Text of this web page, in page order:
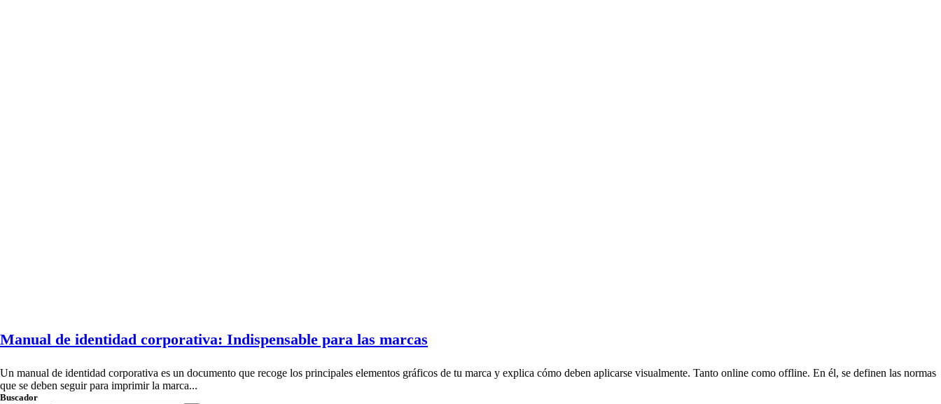
Manual de identidad corporativa: Indispensable para las marcas
Un manual de identidad corporativa es un documento que recoge los principales elementos gráficos de tu marca y explica cómo deben aplicarse visualmente. Tanto online como offline. En él, se definen las normas
que se deben seguir para imprimir la marca...
Buscador